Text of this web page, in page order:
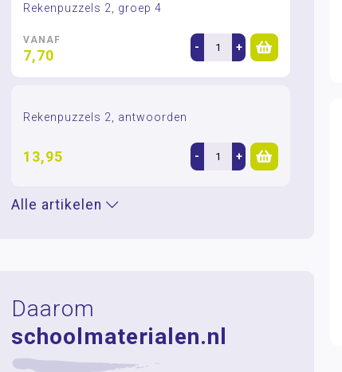
Rekenpuzzels 2, groep 4
VANAF
7,70 - +
Rekenpuzzels 2, antwoorden
13,95 - +
Alle artikelen
Daarom
schoolmaterialen.nl